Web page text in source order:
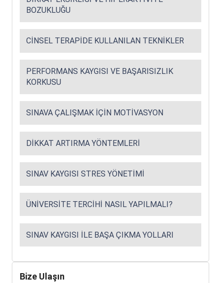
BOZUKLUĞU
CINSEL TERAPIDE KULLANILAN TEKNIKLER
PERFORMANS KAYGISI VE BAŞARISIZLIK
KORKUSU
SINAVA ÇALIŞMAK İÇIN MOTIVASYON
DIKKAT ARTIRMA YÖNTEMLERI
SINAV KAYGISI STRES YÖNETIMI
ÜNIVERSITE TERCIHI NASIL YAPILMALI?
SINAV KAYGISI ILE BAŞA ÇIKMA YOLLARI
Bize Ulaşın